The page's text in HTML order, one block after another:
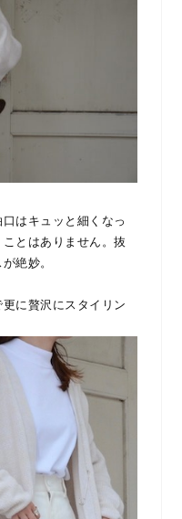
はキュッと細くなっ
とはありません。抜
絶妙。
に贅沢にスタイリン